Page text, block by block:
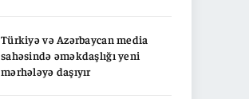
Türkiyə və Azərbaycan media
sahəsində əməkdaşlığı yeni
mərhələyə daşıyır